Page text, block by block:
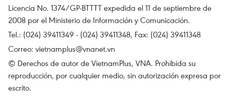
Licencia No. 1374/GP-BTTTT expedida el 11 de septiembre de
2008 por el Ministerio de Información y Comunicación.
Tel.: (024) 39411349 - (024) 39411348, Fax: (024) 39411348
Correo: vietnamplus@vnanet.vn
© Derechos de autor de VietnamPlus, VNA. Prohibida su
reproducción, por cualquier medio, sin autorización expresa por
escrito.